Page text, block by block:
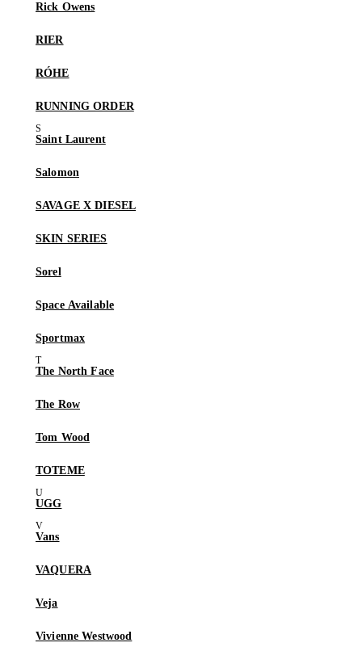
Rick Owens
RIER
RÓHE
RUNNING ORDER
Saint Laurent
Salomon
SAVAGE X DIESEL
SKIN SERIES
Sorel
Space Available
Sportmax
The North Face
The Row
Tom Wood
TOTEME
UGG
Vans
VAQUERA
Veja
Vivienne Westwood